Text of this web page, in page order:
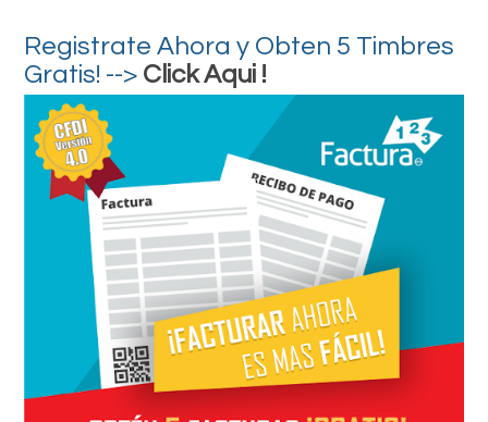
Registrate Ahora y Obten 5 Timbres
Gratis! --> Click Aqui !